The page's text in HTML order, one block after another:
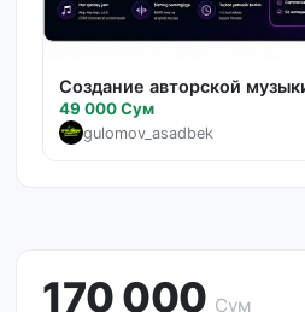
Создание авторской
49 000 Сум
gulomov_asadbek
170 000 Сум